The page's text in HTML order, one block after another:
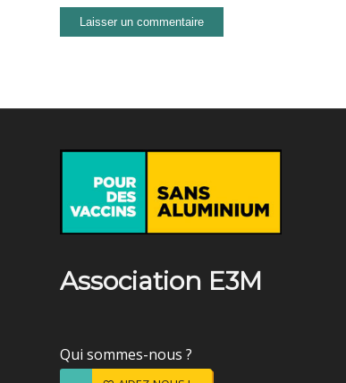
Association E3M
Qui sommes-nous ?